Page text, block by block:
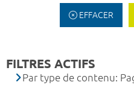
EFFACER
FILTRES ACTIFS
Par type de contenu: